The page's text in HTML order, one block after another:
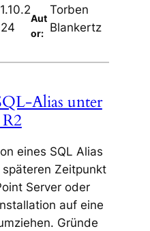
Aut
or:
Torben
Blankertz
Alias unter
eines SQL Alias
Zeitpunkt
Server oder
auf eine
Gründe